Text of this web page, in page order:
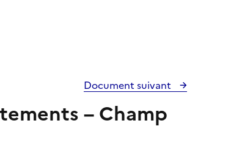
Document suivant
– Champ